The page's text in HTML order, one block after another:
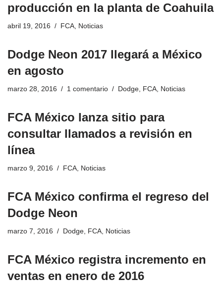
producción en la planta de Coahuila
abril 19, 2016 FCA Noticias
Dodge Neon 2017 llegará a México
en agosto
marzo 28, 2016 1 comentario Dodge FCA Noticias
FCA México lanza sitio para
consultar llamados a revisión en
línea
marzo 9, 2016 FCA Noticias
FCA México confirma el regreso del
Dodge Neon
marzo 7, 2016 Dodge FCA Noticias
FCA México registra incremento en
ventas en enero de 2016